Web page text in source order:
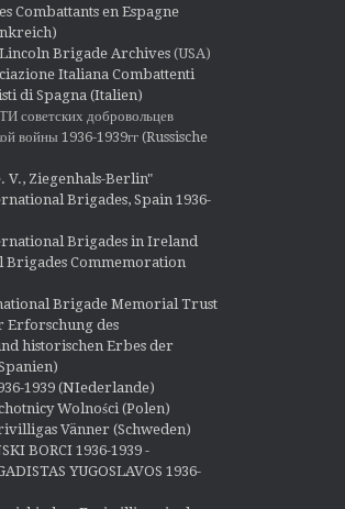
Combattants en Espagne
Brigade Archives(USA)
Italiana Combattenti
di Spagna (Italien)
советских добровольцев
войны 1936-1939гг (Russische
V., Ziegenhals-Berlin"
Brigades, Spain 1936-
Brigades in Ireland
Brigades Commemoration
Brigade Memorial Trust
Erforschung des
historischen Erbes der
1939 (NIederlande)
Wolności (Polen)
Vänner (Schweden)
BORCI 1936-1939 -
YUGOSLAVOS 1936-